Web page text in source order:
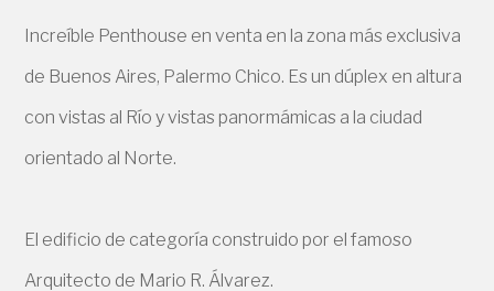
Increíble Penthouse en venta en la zona más exclusiva
de Buenos Aires, Palermo Chico. Es un dúplex en altura
con vistas al Río y vistas panormámicas a la ciudad
orientado al Norte.
El edificio de categoría construido por el famoso
Arquitecto de Mario R. Álvarez.